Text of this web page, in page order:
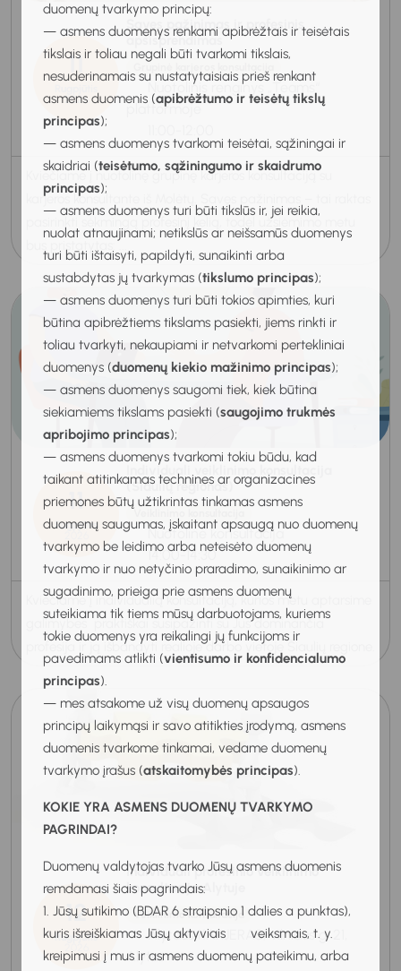
duomenų tvarkymo principų:
— asmens duomenys renkami apibrėžtais ir teisėtais
tikslais ir toliau negali būti tvarkomi tikslais,
nesuderinamais su nustatytaisiais prieš renkant
asmens duomenis (apibrėžtumo ir teisėtų tikslų
principas);
— asmens duomenys tvarkomi teisėtai, sąžiningai ir
skaidriai (teisėtumo, sąžiningumo ir skaidrumo
principas);
— asmens duomenys turi būti tikslūs ir, jei reikia,
nuolat atnaujinami; netikslūs ar neišsamūs duomenys
turi būti ištaisyti, papildyti, sunaikinti arba
sustabdytas jų tvarkymas (tikslumo principas);
— asmens duomenys turi būti tokios apimties, kuri
būtina apibrėžtiems tikslams pasiekti, jiems rinkti ir
toliau tvarkyti, nekaupiami ir netvarkomi pertekliniai
duomenys (duomenų kiekio mažinimo principas);
— asmens duomenys saugomi tiek, kiek būtina
siekiamiems tikslams pasiekti (saugojimo trukmės
apribojimo principas);
— asmens duomenys tvarkomi tokiu būdu, kad
taikant atitinkamas technines ar organizacines
priemones būtų užtikrintas tinkamas asmens
duomenų saugumas, įskaitant apsaugą nuo duomenų
tvarkymo be leidimo arba neteisėto duomenų
tvarkymo ir nuo netyčinio praradimo, sunaikinimo ar
sugadinimo, prieiga prie asmens duomenų
suteikiama tik tiems mūsų darbuotojams, kuriems
tokie duomenys yra reikalingi jų funkcijoms ir
pavedimams atlikti (vientisumo ir konfidencialumo
principas).
— mes atsakome už visų duomenų apsaugos
principų laikymąsi ir savo atitikties įrodymą, asmens
duomenis tvarkome tinkamai, vedame duomenų
tvarkymo įrašus (atskaitomybės principas).
KOKIE YRA ASMENS DUOMENŲ TVARKYMO
PAGRINDAI?
Duomenų valdytojas tvarko Jūsų asmens duomenis
remdamasi šiais pagrindais:
1. Jūsų sutikimo (BDAR 6 straipsnio 1 dalies a punktas),
kuris išreiškiamas Jūsų aktyviais veiksmais, t. y.
kreipimusi į mus ir asmens duomenų pateikimu, arba
11
2026
Savęs pažinimas ir profesinis
apsisprendimas
Nuotolinis renginys „Teams“
platformoje
Kviečiame į nuotolinę grupinę karjeros konsultaciją su
karjeros konsultante iš Molėtų. Savęs pažinimas – tai raktas
pasirinkti sėkmingą profesinį kelią, todėl užsiėmimo metu
bus pristatytas: ...
11
Rugpjūtis
Individuali veiklinimo konsultacija
(Šiaulių regionas)
Nuotolinė konsultacija
14:00-14:30
Kviečiame į individualią konsultaciją, kurios metu aptarsime
galimybes praktiškai susipažinti su Jus dominančia
profesija ir ją išbandyti realioje darbo vietoje Šiaulių regione.
12
Rugpjūtis
Individuali profesinio veiklinimo
konsultacija Alytuje
Veiklinimo konsultacija
Alytaus KARJERAS, Vilniaus g. 21,
Alytus